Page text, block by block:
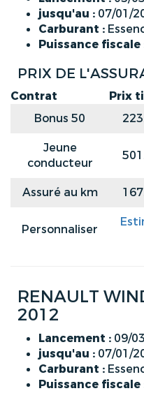
jusqu'au : 07/01/
Carburant :
Puissance fiscale
PRIX DE
Contrat Prix
Bonus 50
Jeune
conducteur
Assuré au km
Personnaliser
RENAULT
2012
Lancement : 09/
jusqu'au : 07/01/
Carburant :
Puissance fiscale